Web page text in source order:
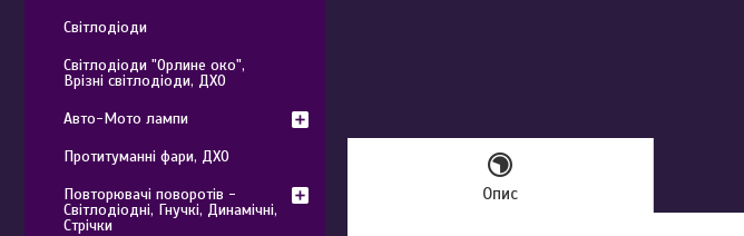
Опис
Світлодіоди
Світлодіоди "Орлине око",
Врізні світлодіоди, ДХО
Авто-Мото лампи
Протитуманні фари, ДХО
Повторювачі поворотів -
Світлодіодні, Гнучкі, Динамічні,
Стрічки